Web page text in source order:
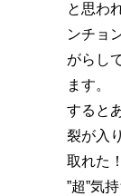
と思わ
ンチョ
がらし
ます。
すると
裂が入
取れた
”超”気